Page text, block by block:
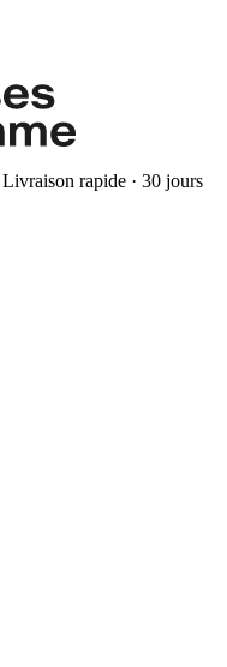
rapide · 30 jours